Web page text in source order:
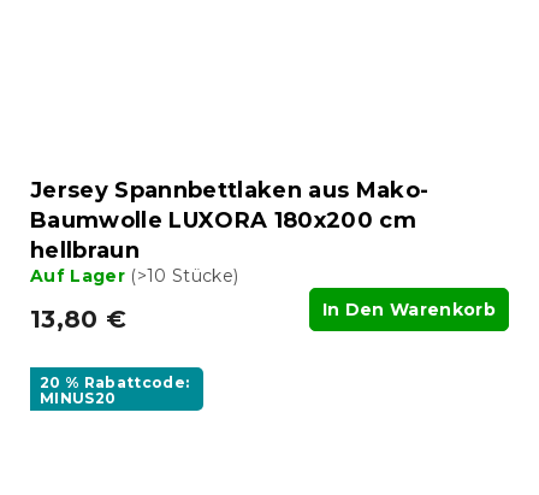
Jersey Spannbettlaken aus Mako-
Baumwolle LUXORA 180x200 cm
hellbraun
Auf Lager (>10 Stücke)
13,80 € In Den Warenkorb
20 % Rabattcode:
MINUS20